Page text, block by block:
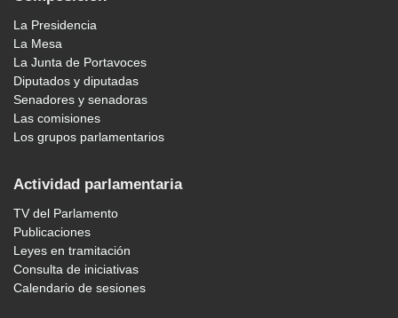
La Presidencia
La Mesa
La Junta de Portavoces
Diputados y diputadas
Senadores y senadoras
Las comisiones
Los grupos parlamentarios
Actividad parlamentaria
TV del Parlamento
Publicaciones
Leyes en tramitación
Consulta de iniciativas
Calendario de sesiones